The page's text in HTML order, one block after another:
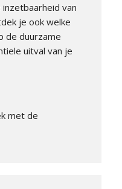
van
je ook welke
de duurzame
uitval van je